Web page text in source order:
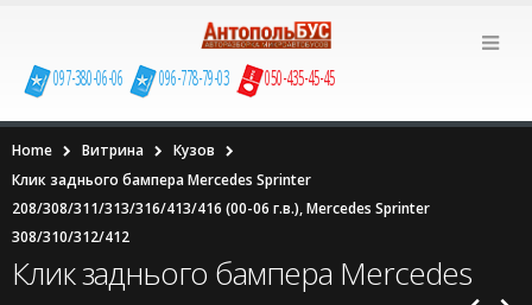
097-380-06-06 096-778-79-03 050-435-45-45
Home Витрина
Кузов
Клик заднього бампера Mercedes Sprinter
208/308/311/313/316/413/416 (00-06 г.в.), Mercedes Sprinter
308/310/312/412
Клик заднього бампера Mercedes